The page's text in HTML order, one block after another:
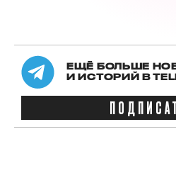
ЕЩЁ БОЛЬШЕ
И ИСТОРИЙ В